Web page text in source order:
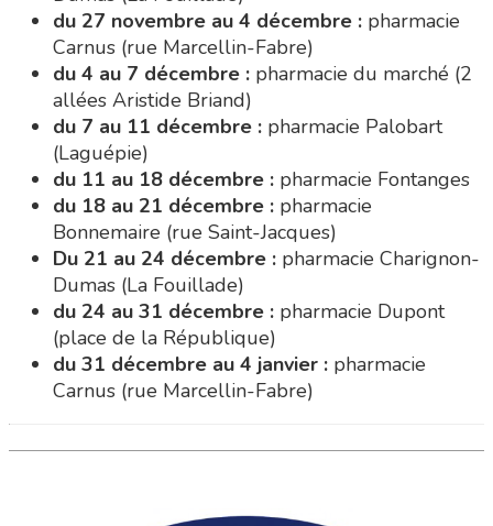
du 27 novembre au 4 décembre : pharmacie
Carnus (rue Marcellin-Fabre)
du 4 au 7 décembre : pharmacie du marché (2
allées Aristide Briand)
du 7 au 11 décembre : pharmacie Palobart
(Laguépie)
du 11 au 18 décembre : pharmacie Fontanges
du 18 au 21 décembre : pharmacie
Bonnemaire (rue Saint-Jacques)
Du 21 au 24 décembre : pharmacie Charignon-
Dumas (La Fouillade)
du 24 au 31 décembre : pharmacie Dupont
(place de la République)
du 31 décembre au 4 janvier : pharmacie
Carnus (rue Marcellin-Fabre)